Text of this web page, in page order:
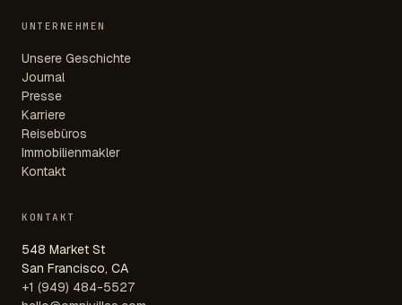
UNTERNEHMEN
Unsere Geschichte
Journal
Presse
Karriere
Reisebüros
Immobilienmakler
Kontakt
KONTAKT
548 Market St
San Francisco, CA
+1 (949) 484-5527